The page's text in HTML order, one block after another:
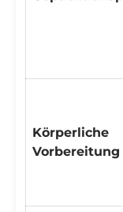
Körperliche
Vorbereitung